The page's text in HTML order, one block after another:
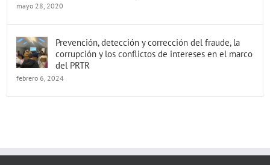
mayo 28, 2020
Prevención, detección y corrección del fraude, la
corrupción y los conflictos de intereses en el marco
del PRTR
febrero 6, 2024